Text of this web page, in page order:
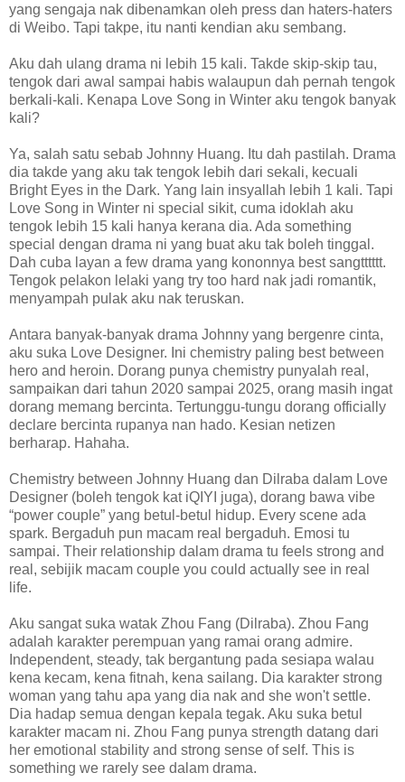
yang sengaja nak dibenamkan oleh press dan haters-haters
di Weibo. Tapi takpe, itu nanti kendian aku sembang.
Aku dah ulang drama ni lebih 15 kali. Takde skip-skip tau,
tengok dari awal sampai habis walaupun dah pernah tengok
berkali-kali. Kenapa Love Song in Winter aku tengok banyak
kali?
Ya, salah satu sebab Johnny Huang. Itu dah pastilah. Drama
dia takde yang aku tak tengok lebih dari sekali, kecuali
Bright Eyes in the Dark. Yang lain insyallah lebih 1 kali. Tapi
Love Song in Winter ni special sikit, cuma idoklah aku
tengok lebih 15 kali hanya kerana dia. Ada something
special dengan drama ni yang buat aku tak boleh tinggal.
Dah cuba layan a few drama yang kononnya best sangtttttt.
Tengok pelakon lelaki yang try too hard nak jadi romantik,
menyampah pulak aku nak teruskan.
Antara banyak-banyak drama Johnny yang bergenre cinta,
aku suka Love Designer. Ini chemistry paling best between
hero and heroin. Dorang punya chemistry punyalah real,
sampaikan dari tahun 2020 sampai 2025, orang masih ingat
dorang memang bercinta. Tertunggu-tungu dorang officially
declare bercinta rupanya nan hado. Kesian netizen
berharap. Hahaha.
Chemistry between Johnny Huang dan Dilraba dalam Love
Designer (boleh tengok kat iQIYI juga), dorang bawa vibe
“power couple” yang betul-betul hidup. Every scene ada
spark. Bergaduh pun macam real bergaduh. Emosi tu
sampai. Their relationship dalam drama tu feels strong and
real, sebijik macam couple you could actually see in real
life.
Aku sangat suka watak Zhou Fang (Dilraba). Zhou Fang
adalah karakter perempuan yang ramai orang admire.
Independent, steady, tak bergantung pada sesiapa walau
kena kecam, kena fitnah, kena sailang. Dia karakter strong
woman yang tahu apa yang dia nak and she won't settle.
Dia hadap semua dengan kepala tegak. Aku suka betul
karakter macam ni. Zhou Fang punya strength datang dari
her emotional stability and strong sense of self. This is
something we rarely see dalam drama.